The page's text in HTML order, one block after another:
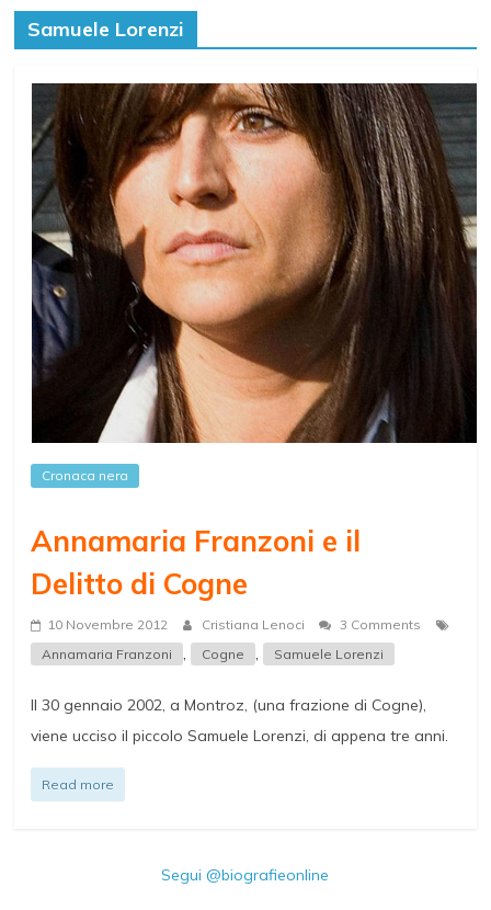
Samuele Lorenzi
Cronaca nera
Annamaria Franzoni e il
Delitto di Cogne
10 Novembre 2012 Cristiana Lenoci
3 Comments
Annamaria Franzoni
, Cogne , Samuele Lorenzi
Il 30 gennaio 2002, a Montroz, (una frazione di Cogne),
viene ucciso il piccolo Samuele Lorenzi, di appena tre anni.
Read more
Segui @biografieonline